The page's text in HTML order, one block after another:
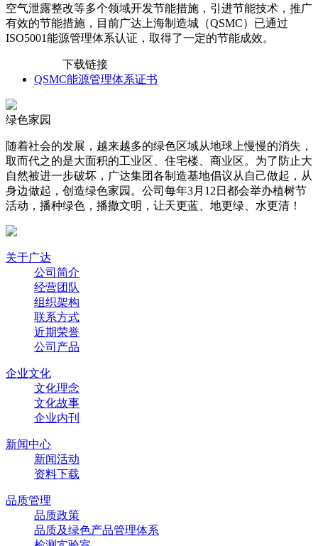
空气泄露整改等多个领域开发节能措施，引进节能技术，推广
有效的节能措施，目前广达上海制造城（QSMC）已通过
ISO5001能源管理体系认证，取得了一定的节能成效。
下载链接
QSMC能源管理体系证书
绿色家园
随着社会的发展，越来越多的绿色区域从地球上慢慢的消失，
取而代之的是大面积的工业区、住宅楼、商业区。为了防止大
自然被进一步破坏，广达集团各制造基地倡议从自己做起，从
身边做起，创造绿色家园。公司每年3月12日都会举办植树节
活动，播种绿色，播撒文明，让天更蓝、地更绿、水更清！
关于广达
公司简介
经营团队
组织架构
联系方式
近期荣誉
公司产品
企业文化
文化理念
文化故事
企业内刊
新闻中心
新闻活动
资料下载
品质管理
品质政策
品质及绿色产品管理体系